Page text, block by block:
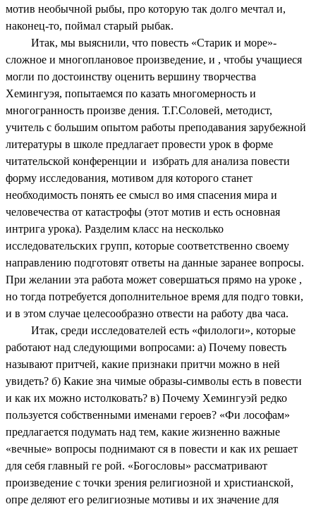
мотив необычной рыбы, про которую так долго мечтал и,
наконец-то, поймал старый рыбак.
Итак, мы выяснили, что повесть «Старик и море»-
сложное и многоплановое произведение, и , чтобы учащиеся
могли по достоинству оценить вершину творчества
Хемингуэя, попытаемся по казать многомерность и
многогранность произве дения. Т.Г.Соловей, методист,
учитель с большим опытом работы преподавания зарубежной
литературы в школе предлагает провести урок в форме
читательской конференции и избрать для анализа повести
форму исследования, мотивом для которого станет
необходимость понять ее смысл во имя спасения мира и
человечества от катастрофы (этот мотив и есть основная
интрига урока). Разделим класс на несколько
исследовательских групп, которые соответственно своему
направлению подготовят ответы на данные заранее вопросы.
При желании эта работа может совершаться прямо на уроке ,
но тогда потребуется дополнительное время для подго товки,
и в этом случае целесообразно отвести на работу два часа.
Итак, среди исследователей есть «филологи», которые
работают над следующими вопросами: а) Почему повесть
называют притчей, какие признаки притчи можно в ней
увидеть? б) Какие зна чимые образы-символы есть в повести
и как их можно истолковать? в) Почему Хемингуэй редко
пользуется собственными именами героев? «Фи лософам»
предлагается подумать над тем, какие жизненно важные
«вечные» вопросы поднимают ся в повести и как их решает
для себя главный ге рой. «Богословы» рассматривают
произведение с точки зрения религиозной и христианской,
опре деляют его религиозные мотивы и их значение для